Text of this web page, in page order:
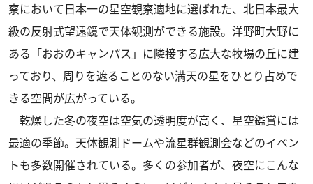
察において日本一の星空観察適地に選ばれた、北日本最大
級の反射式望遠鏡で天体観測ができる施設。洋野町大野に
ある「おおのキャンパス」に隣接する広大な牧場の丘に建
っており、周りを遮ることのない満天の星をひとり占めで
きる空間が広がっている。
乾燥した冬の夜空は空気の透明度が高く、星空鑑賞には
最適の季節。天体観測ドームや流星群観測会などのイベン
トも多数開催されている。多くの参加者が、夜空にこんな